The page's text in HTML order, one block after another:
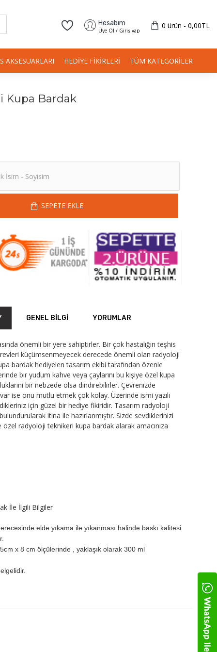
Hesabım
Üye Ol / Giriş yap
0 ürün - 0,00TL
AKSESUARLARI HEDIYE FIKIRLERI TÜM KATEGORILER
Kupa Bardak
SEPETE EKLE
GENEL BILGI YORUMLAR
önemli bir yere sahiptirler. Bir çok hastalığın teşhis
küçümsenmeyecek derecede önemli olan radyoloji
bardak hediyelen tasarım ekibi tarafından özenle
bir yudum kahve veya çaylarını bu kişiye özel kupa
bir nebzede olsa dindirebilirler. Çevrenizde
ise onu mutlu etmek çok kolay. Üzerinde ismi yazılı
için güzel bir hediye fikiridir. Tasarım radyoloji
itina ile hazırlanmıştır. Sizde sevdiklerinizi
radyoloji teknikeri kupa bardak alarak amacınıza
İle İlgili Bilgiler
elde yıkama ile yıkanması halinde baskı kalitesi
x 8 cm ölçülerinde , yaklaşık olarak 300 ml